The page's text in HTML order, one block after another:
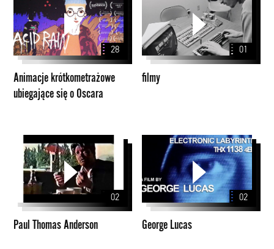
krótkometrażowe
ubiegające
się
o
Oscara
28
Animacje krótkometrażowe
ubiegające się o Oscara
01
filmy
Paul
Thomas
Anderson
02
Paul Thomas Anderson
02
George Lucas